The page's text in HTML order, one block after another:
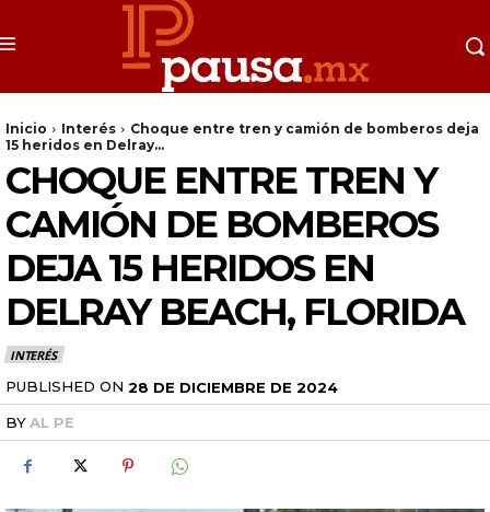
Inicio Interés
Choque entre tren y camión de bomberos deja
15 heridos en Delray...
CHOQUE ENTRE TREN Y
CAMIÓN DE BOMBEROS
DEJA 15 HERIDOS EN
DELRAY BEACH, FLORIDA
INTERÉS
PUBLISHED ON 28 DE DICIEMBRE DE 2024
BYAL PE